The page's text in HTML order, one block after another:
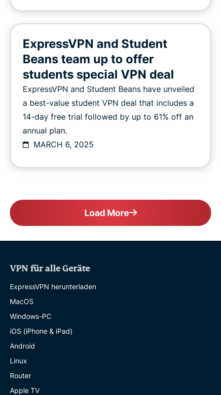
ExpressVPN and Student
Beans team up to offer
students special VPN deal
ExpressVPN and Student Beans have unveiled
a best-value student VPN deal that includes a
14-day free trial followed by up to 61% off an
annual plan.
MARCH 6, 2025
Load More
VPN für alle Geräte
ExpressVPN herunterladen
MacOS
Windows-PC
iOS (iPhone & iPad)
Android
Linux
Router
Apple TV